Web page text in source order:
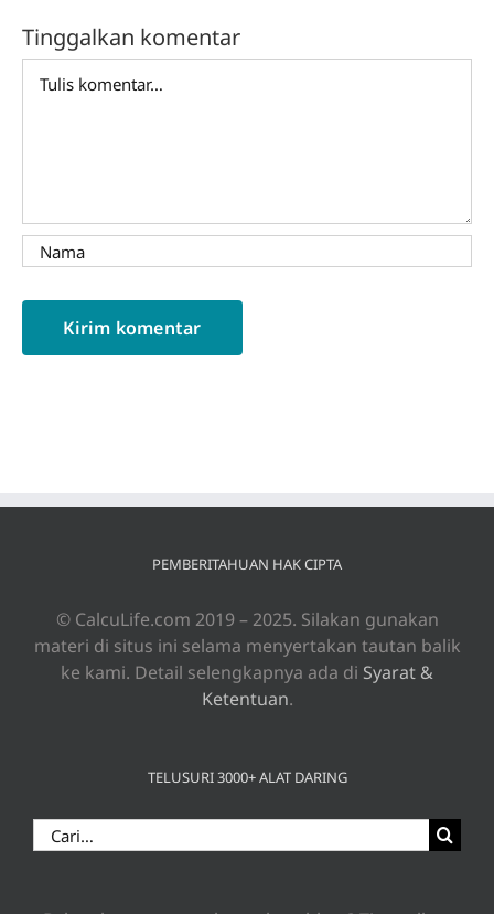
Tinggalkan komentar
PEMBERITAHUAN HAK CIPTA
© CalcuLife.com 2019 – 2025. Silakan gunakan
materi di situs ini selama menyertakan tautan balik
ke kami. Detail selengkapnya ada di Syarat &
Ketentuan.
TELUSURI 3000+ ALAT DARING
Search
for: